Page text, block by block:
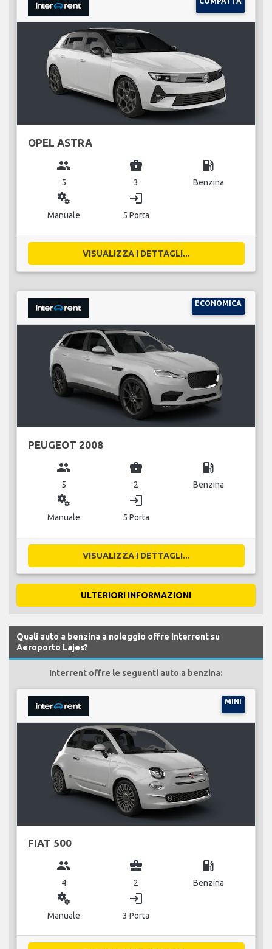
OPEL ASTRA
group
5
business_center
3
local_gas_station
Benzina
miscellaneous_services
Manuale
login
5 Porta
VISUALIZZA I DETTAGLI...
ECONOMICA
PEUGEOT 2008
group
5
business_center
2
local_gas_station
Benzina
miscellaneous_services
Manuale
login
5 Porta
VISUALIZZA I DETTAGLI...
ULTERIORI INFORMAZIONI
Quali auto a benzina a noleggio offre Interrent su
Aeroporto Lajes?
Interrent offre le seguenti auto a benzina:
MINI
FIAT 500
group
4
business_center
2
local_gas_station
Benzina
miscellaneous_services
Manuale
login
3 Porta